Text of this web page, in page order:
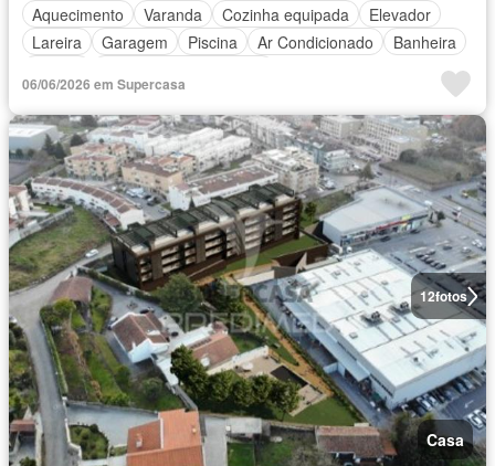
Aquecimento
Varanda Cozinha equipada
Elevador
Lareira
Garagem Piscina Ar Condicionado
Banheira
06/06/2026 em Supercasa
12fotos
Casa